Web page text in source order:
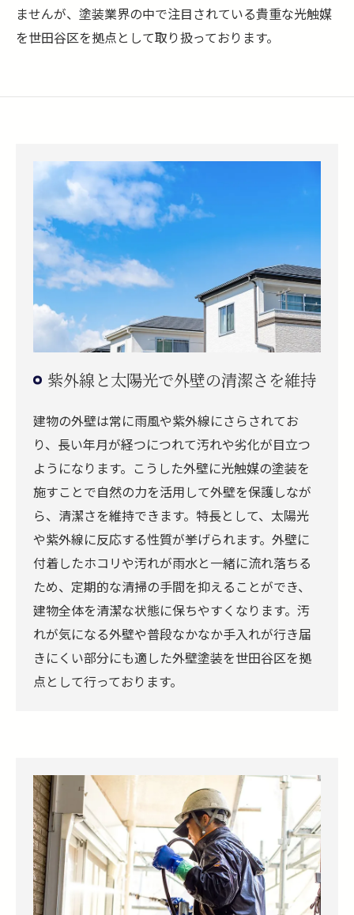
ませんが、塗装業界の中で注目されている貴重な光触媒
を世田谷区を拠点として取り扱っております。
紫外線と太陽光で外壁の清潔さを維持
建物の外壁は常に雨風や紫外線にさらされてお
り、長い年月が経つにつれて汚れや劣化が目立つ
ようになります。こうした外壁に光触媒の塗装を
施すことで自然の力を活用して外壁を保護しなが
ら、清潔さを維持できます。特長として、太陽光
や紫外線に反応する性質が挙げられます。外壁に
付着したホコリや汚れが雨水と一緒に流れ落ちる
ため、定期的な清掃の手間を抑えることができ、
建物全体を清潔な状態に保ちやすくなります。汚
れが気になる外壁や普段なかなか手入れが行き届
きにくい部分にも適した外壁塗装を世田谷区を拠
点として行っております。